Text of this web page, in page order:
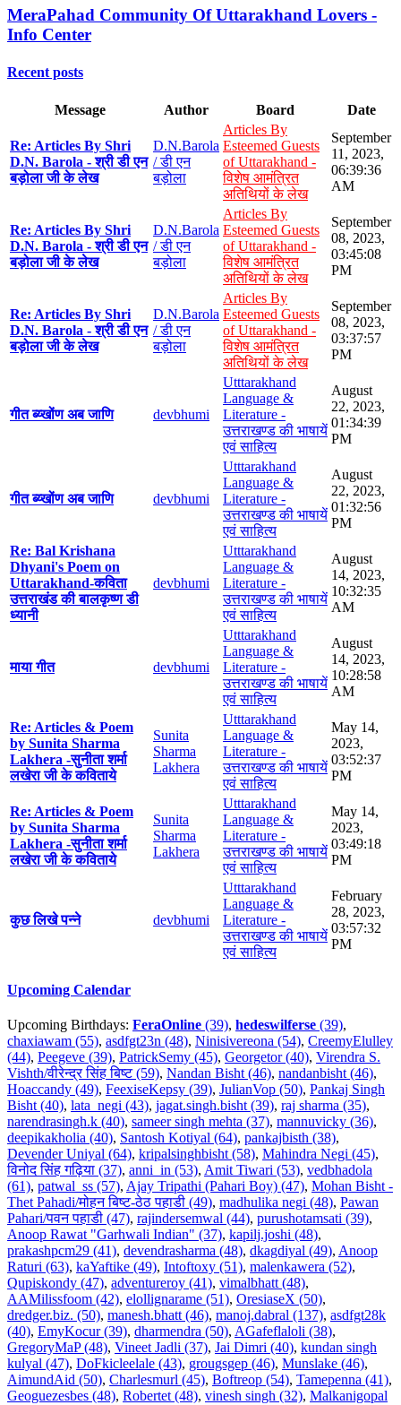
MeraPahad Community Of Uttarakhand Lovers -
Info Center
Recent posts
Message Author Board Date
Re: Articles By Shri
D.N. Barola - श्री डी एन
बड़ोला जी के लेख
D.N.Barola
/ डी एन
बड़ोला
Articles By
Esteemed Guests
of Uttarakhand -
विशेष आमंत्रित
अतिथियों के लेख
September
11, 2023,
06:39:36
AM
Re: Articles By Shri
D.N. Barola - श्री डी एन
बड़ोला जी के लेख
D.N.Barola
/ डी एन
बड़ोला
Articles By
Esteemed Guests
of Uttarakhand -
विशेष आमंत्रित
अतिथियों के लेख
September
08, 2023,
03:45:08
PM
Re: Articles By Shri
D.N. Barola - श्री डी एन
बड़ोला जी के लेख
D.N.Barola
/ डी एन
बड़ोला
Articles By
Esteemed Guests
of Uttarakhand -
विशेष आमंत्रित
अतिथियों के लेख
September
08, 2023,
03:37:57
PM
गीत ब्य्खोंण अब जाणि devbhumi
Utttarakhand
Language &
Literature -
उत्तराखण्ड की भाषायें
एवं साहित्य
August
22, 2023,
01:34:39
PM
गीत ब्य्खोंण अब जाणि devbhumi
Utttarakhand
Language &
Literature -
उत्तराखण्ड की भाषायें
एवं साहित्य
August
22, 2023,
01:32:56
PM
Re: Bal Krishana
Dhyani's Poem on
Uttarakhand-कविता
उत्तराखंड की बालकृष्ण डी
ध्यानी
devbhumi
Utttarakhand
Language &
Literature -
उत्तराखण्ड की भाषायें
एवं साहित्य
August
14, 2023,
10:32:35
AM
माया गीत devbhumi
Utttarakhand
Language &
Literature -
उत्तराखण्ड की भाषायें
एवं साहित्य
August
14, 2023,
10:28:58
AM
Re: Articles & Poem
by Sunita Sharma
Lakhera -सुनीता शर्मा
लखेरा जी के कविताये
Sunita
Sharma
Lakhera
Utttarakhand
Language &
Literature -
उत्तराखण्ड की भाषायें
एवं साहित्य
May 14,
2023,
03:52:37
PM
Re: Articles & Poem
by Sunita Sharma
Lakhera -सुनीता शर्मा
लखेरा जी के कविताये
Sunita
Sharma
Lakhera
Utttarakhand
Language &
Literature -
उत्तराखण्ड की भाषायें
एवं साहित्य
May 14,
2023,
03:49:18
PM
कुछ लिखे पन्ने devbhumi
Utttarakhand
Language &
Literature -
उत्तराखण्ड की भाषायें
एवं साहित्य
February
28, 2023,
03:57:32
PM
Upcoming Calendar
Upcoming Birthdays: FeraOnline (39), hedeswilferse (39),
chaxiawam (55), asdfgt23n (48), Ninisivereona (54), CreemyElulley
(44), Peegeve (39), PatrickSemy (45), Georgetor (40), Virendra S.
Vishth/वीरेन्द्र सिंह बिष्ट (59), Nandan Bisht (46), nandanbisht (46),
Hoaccandy (49), FeexiseKepsy (39), JulianVop (50), Pankaj Singh
Bisht (40), lata_negi (43), jagat.singh.bisht (39), raj sharma (35),
narendrasingh.k (40), sameer singh mehta (37), mannuvicky (36),
deepikakholia (40), Santosh Kotiyal (64), pankajbisth (38),
Devender Uniyal (64), kripalsinghbisht (58), Mahindra Negi (45),
विनोद सिंह गढ़िया (37), anni_in (53), Amit Tiwari (53), vedbhadola
(61), patwal_ss (57), Ajay Tripathi (Pahari Boy) (47), Mohan Bisht -
Thet Pahadi/मोहन बिष्ट-ठेठ पहाडी (49), madhulika negi (48), Pawan
Pahari/पवन पहाडी (47), rajindersemwal (44), purushotamsati (39),
Anoop Rawat "Garhwali Indian" (37), kapilj.joshi (48),
prakashpcm29 (41), devendrasharma (48), dkagdiyal (49), Anoop
Raturi (63), kaYaftike (49), Intoftoxy (51), malenkawera (52),
Qupiskondy (47), adventureroy (41), vimalbhatt (48),
AAMilissfoom (42), elollignarame (51), OresiaseX (50),
dredger.biz. (50), manesh.bhatt (46), manoj.dabral (137), asdfgt28k
(40), EmyKocur (39), dharmendra (50), AGafeflaloli (38),
GregoryMaP (48), Vineet Jadli (37), Jai Dimri (40), kundan singh
kulyal (47), DoFkicleelale (43), grougsgep (46), Munslake (46),
AimundAid (50), Charlesmurl (45), Boftreop (54), Tamepenna (41),
Geoguezesbes (48), Robertet (48), vinesh singh (32), Malkanigopal